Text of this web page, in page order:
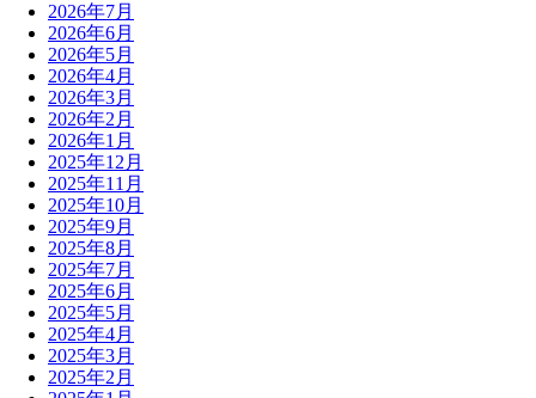
2026年7月
2026年6月
2026年5月
2026年4月
2026年3月
2026年2月
2026年1月
2025年12月
2025年11月
2025年10月
2025年9月
2025年8月
2025年7月
2025年6月
2025年5月
2025年4月
2025年3月
2025年2月